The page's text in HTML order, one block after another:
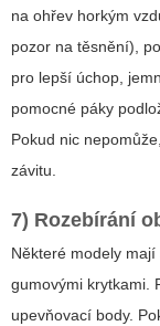
na ohřev horkým
pozor na těsnění),
pro lepší úchop,
pomocné páky
Pokud nic
závitu.
7) Rozebírání
Některé modely
gumovými krytkami.
upevňovací body.